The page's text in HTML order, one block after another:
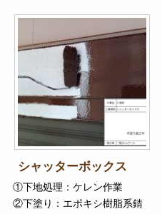
シャッターボックス
①下地処理：ケレン作業
②下塗り：エポキシ樹脂系錆